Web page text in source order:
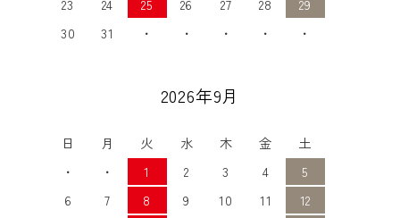
23
24 25 26 27 28
29
30
31 ・ ・ ・ ・ ・
2026年9月
日 月 火 水 木 金
土
・
・ 1 2 3 4
5
6
7 8 9 10 11
12